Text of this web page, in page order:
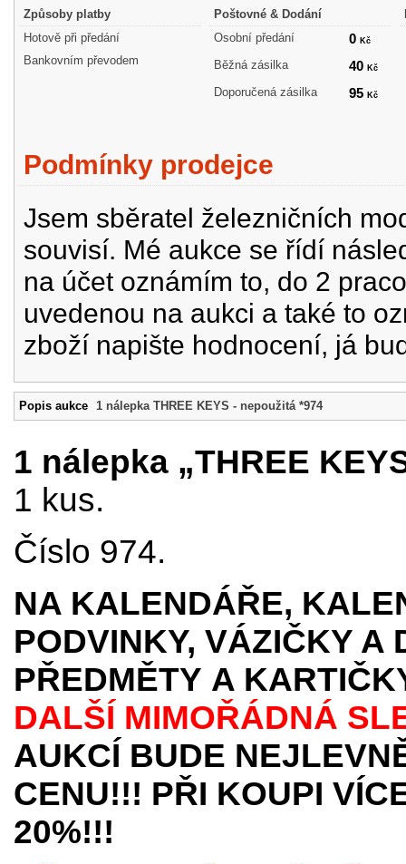
Způsoby platby
Hotově při předání
Bankovním převodem
Poštovné & Dodání
Osobní předání
0 Kč
Běžná zásilka 40 Kč
Doporučená zásilka 95 Kč
Podmínky prodejce
Jsem sběratel železničních
souvisí. Mé aukce se řídí
na účet oznámím to, do 2
uvedenou na aukci a také to
zboží napište hodnocení, já
Popis aukce 1 nálepka THREE KEYS - nepoužitá *974
1 nálepka „THREE
1 kus.
Číslo 974.
NA KALENDÁŘE,
PODVINKY, VÁZIČKY A
PŘEDMĚTY A
DALŠÍ MIMOŘÁDNÁ
AUKCÍ BUDE
CENU!!! PŘI KOUPI
20%!!!